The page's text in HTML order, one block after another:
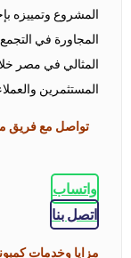
المشروع وتمييزه
المجاورة في
المثالي في مصر
المستثمرين
تواصل مع فريق
واتساب
اتصل بنا
مزايا وخدمات